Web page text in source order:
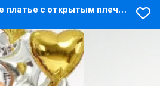
Черное нарядное платье с открытым плечом и отрезным силуэтом